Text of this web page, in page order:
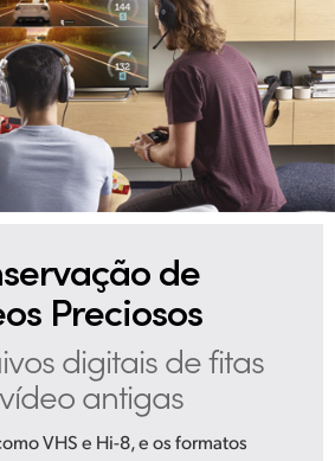
de
Preciosos
digitaisde fitas
antigas
VHS e Hi-8, e os formatos